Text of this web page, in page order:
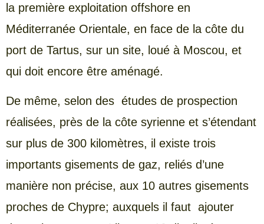
la première exploitation offshore en
Méditerranée Orientale, en face de la côte du
port de Tartus, sur un site, loué à Moscou, et
qui doit encore être aménagé.
De même, selon des études de prospection
réalisées, près de la côte syrienne et s’étendant
sur plus de 300 kilomètres, il existe trois
importants gisements de gaz, reliés d’une
manière non précise, aux 10 autres gisements
proches de Chypre; auxquels il faut ajouter